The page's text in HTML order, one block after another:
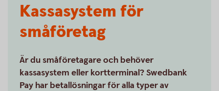
Kassasystem för
småföretag
Är du småföretagare och behöver
kassasystem eller kortterminal? Swedbank
Pay har betallösningar för alla typer av